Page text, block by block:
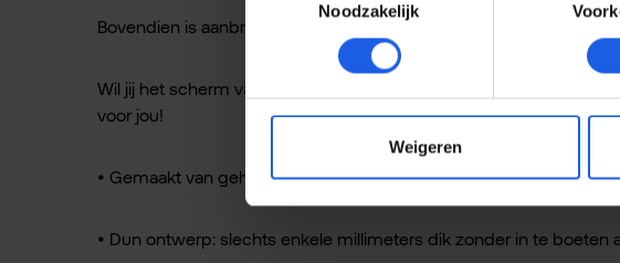
Noodzakelijk
Weigeren
Bovendien is aanbrengen heel eenvoudig dankzij de
Wil jij het scherm van jouw device beschermen tegen krassen
voor jou!
• Gemaakt van gehard glas: optimale bescherming tegen
• Dun ontwerp: slechts enkele millimeters dik zonder in te boeten